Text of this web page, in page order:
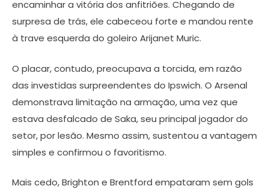
encaminhar a vitória dos anfitriões. Chegando de
surpresa de trás, ele cabeceou forte e mandou rente
à trave esquerda do goleiro Arijanet Muric.
O placar, contudo, preocupava a torcida, em razão
das investidas surpreendentes do Ipswich. O Arsenal
demonstrava limitação na armação, uma vez que
estava desfalcado de Saka, seu principal jogador do
setor, por lesão. Mesmo assim, sustentou a vantagem
simples e confirmou o favoritismo.
Mais cedo, Brighton e Brentford empataram sem gols